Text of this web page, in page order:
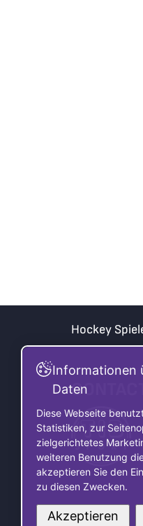
Hockey
CONTACT
Informationen
Daten
Diese Webseite
Statistiken, zur
zielgerichtetes
weiteren Benutzung
akzeptieren Sie den
zu diesen Zwecken.
Akzeptieren